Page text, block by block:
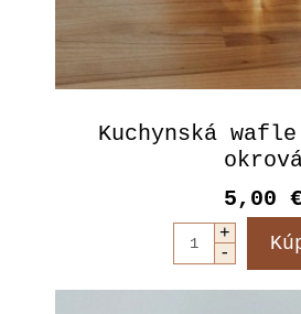
Kuchynská
5,00